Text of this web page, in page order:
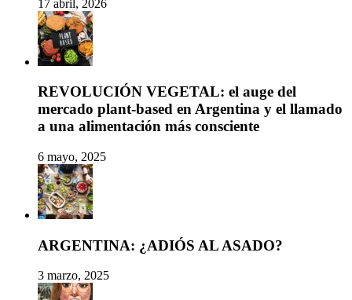
17 abril, 2026
REVOLUCIÓN VEGETAL: el auge del
mercado plant-based en Argentina y el llamado
a una alimentación más consciente
6 mayo, 2025
ARGENTINA: ¿ADIÓS AL ASADO?
3 marzo, 2025